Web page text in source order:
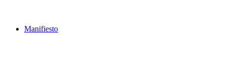
Manifiesto